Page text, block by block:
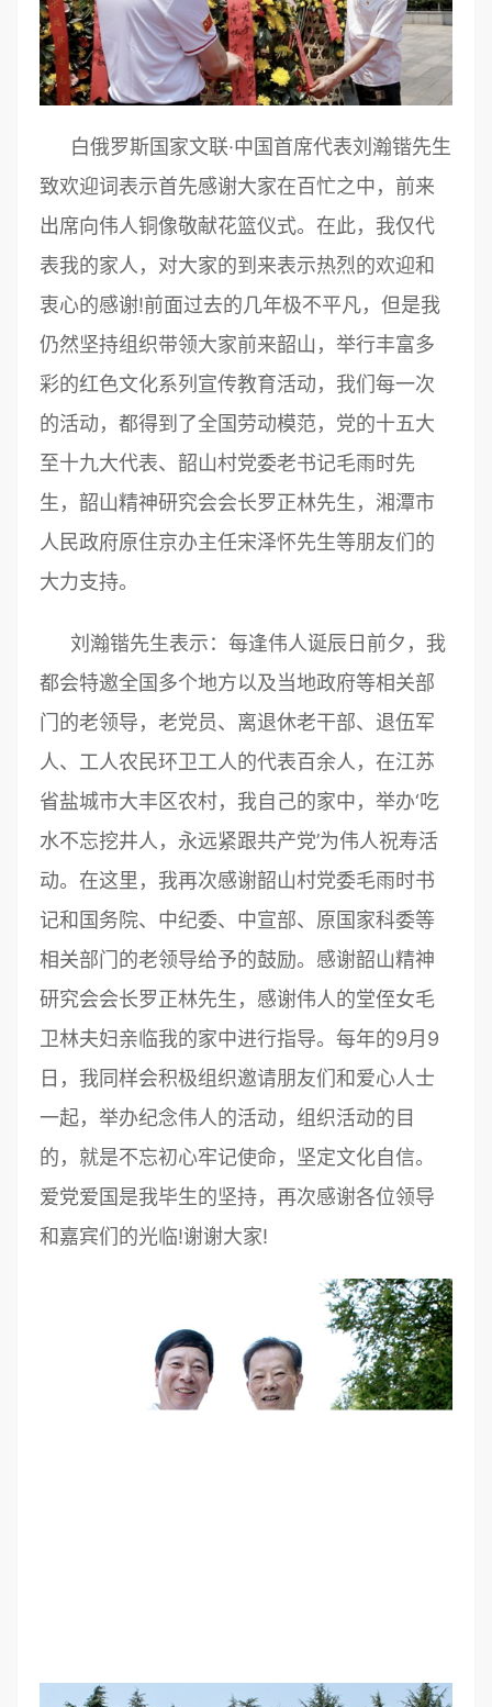
白俄罗斯国家文联·中国首席代表刘瀚锴先生
致欢迎词表示首先感谢大家在百忙之中，前来
出席向伟人铜像敬献花篮仪式。在此，我仅代
表我的家人，对大家的到来表示热烈的欢迎和
衷心的感谢!前面过去的几年极不平凡，但是我
仍然坚持组织带领大家前来韶山，举行丰富多
彩的红色文化系列宣传教育活动，我们每一次
的活动，都得到了全国劳动模范，党的十五大
至十九大代表、韶山村党委老书记毛雨时先
生，韶山精神研究会会长罗正林先生，湘潭市
人民政府原住京办主任宋泽怀先生等朋友们的
大力支持。
刘瀚锴先生表示：每逢伟人诞辰日前夕，我
都会特邀全国多个地方以及当地政府等相关部
门的老领导，老党员、离退休老干部、退伍军
人、工人农民环卫工人的代表百余人，在江苏
省盐城市大丰区农村，我自己的家中，举办‘吃
水不忘挖井人，永远紧跟共产党’为伟人祝寿活
动。在这里，我再次感谢韶山村党委毛雨时书
记和国务院、中纪委、中宣部、原国家科委等
相关部门的老领导给予的鼓励。感谢韶山精神
研究会会长罗正林先生，感谢伟人的堂侄女毛
卫林夫妇亲临我的家中进行指导。每年的9月9
日，我同样会积极组织邀请朋友们和爱心人士
一起，举办纪念伟人的活动，组织活动的目
的，就是不忘初心牢记使命，坚定文化自信。
爱党爱国是我毕生的坚持，再次感谢各位领导
和嘉宾们的光临!谢谢大家!